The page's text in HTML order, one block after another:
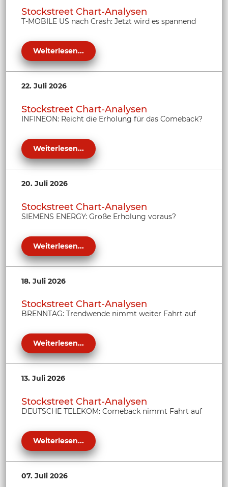
Stockstreet Chart-Analysen
T-MOBILE US nach Crash: Jetzt wird es spannend
Weiterlesen...
22. Juli 2026
Stockstreet Chart-Analysen
INFINEON: Reicht die Erholung für das Comeback?
Weiterlesen...
20. Juli 2026
Stockstreet Chart-Analysen
SIEMENS ENERGY: Große Erholung voraus?
Weiterlesen...
18. Juli 2026
Stockstreet Chart-Analysen
BRENNTAG: Trendwende nimmt weiter Fahrt auf
Weiterlesen...
13. Juli 2026
Stockstreet Chart-Analysen
DEUTSCHE TELEKOM: Comeback nimmt Fahrt auf
Weiterlesen...
07. Juli 2026